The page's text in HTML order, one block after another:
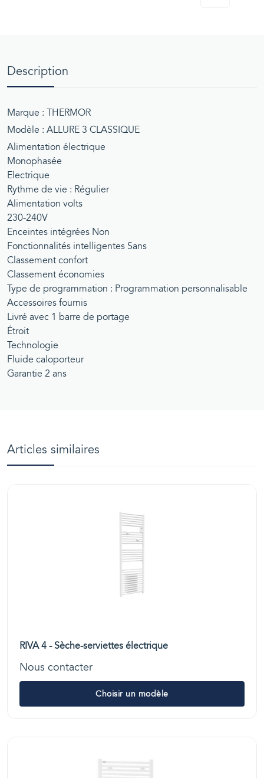
Description
Marque : THERMOR
Modèle : ALLURE 3 CLASSIQUE
Alimentation électrique
Monophasée
Electrique
Rythme de vie : Régulier
Alimentation volts
230-240V
Enceintes intégrées Non
Fonctionnalités intelligentes Sans
Classement confort
Classement économies
Type de programmation : Programmation personnalisable
Accessoires fournis
Livré avec 1 barre de portage
Étroit
Technologie
Fluide caloporteur
Garantie 2 ans
Articles similaires
RIVA 4 - Sèche-serviettes électrique
Nous contacter
Choisir un modèle